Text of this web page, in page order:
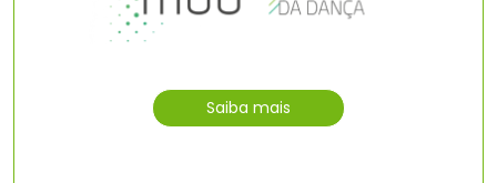
Saiba mais